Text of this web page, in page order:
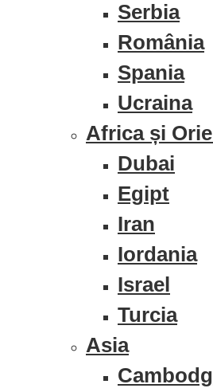
Serbia
România
Spania
Ucraina
Africa și
Dubai
Egipt
Iran
Iordania
Israel
Turcia
Asia